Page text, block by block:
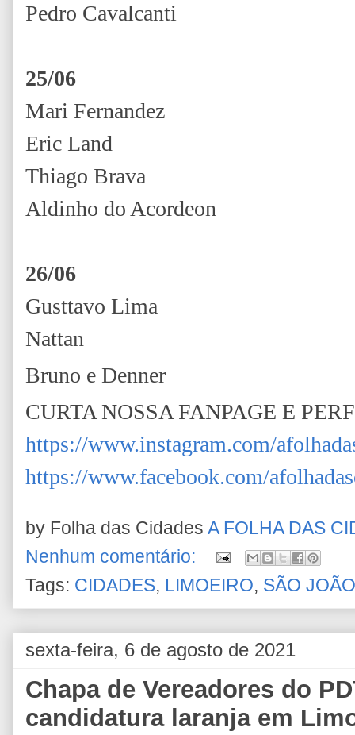
Pedro Cavalcanti
25/06
Mari Fernandez
Eric Land
Thiago Brava
Aldinho do Acordeon
26/06
Gusttavo Lima
Nattan
Bruno e Denner
CURTA NOSSA FANPAGE E
https://www.instagram.com/
https://www.facebook.com/
by Folha das Cidades A FOLHA DAS
Nenhum comentário:
Tags: CIDADES, LIMOEIRO, SÃO
sexta-feira, 6 de agosto de 2021
Chapa de Vereadores do
candidatura laranja em